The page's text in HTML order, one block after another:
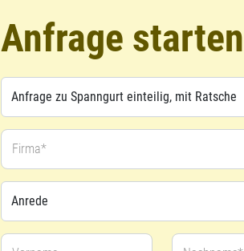
Anfrage starten
Firma*